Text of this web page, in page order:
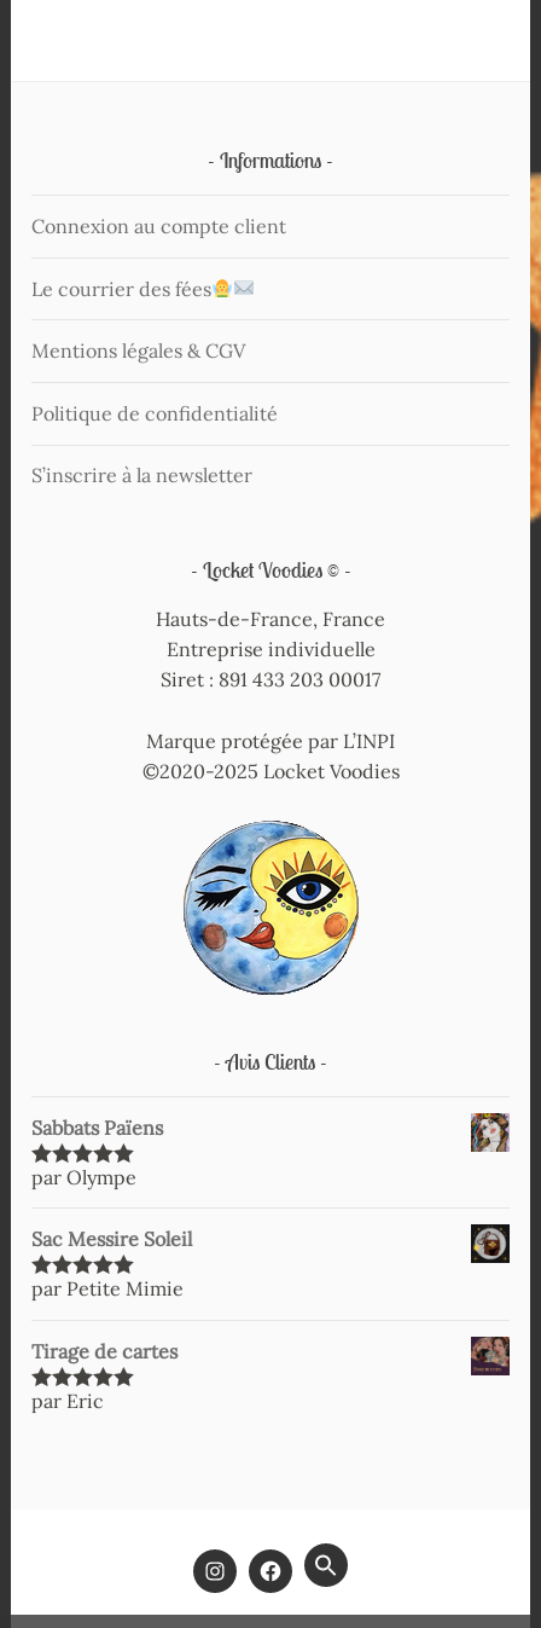
Informations
Connexion au compte client
Le courrier des fées
Mentions légales & CGV
Politique de confidentialité
S’inscrire à la newsletter
Locket Voodies ©
Hauts-de-France, France
Entreprise individuelle
Siret : 891 433 203 00017
Marque protégée par L’INPI
©2020-2025 Locket Voodies
Avis Clients
Sabbats Païens
Note5sur
par Olympe
Sac Messire Soleil
Note5sur
par Petite Mimie
Tirage de cartes
Note5sur
par Eric
SEARCH
FOR: